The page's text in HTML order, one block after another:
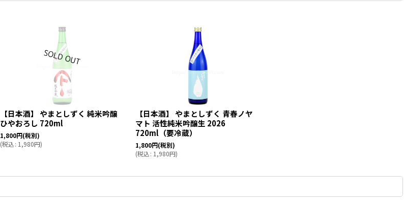
【日本酒】 やまとしずく 純米吟醸
ひやおろし 720ml
1,800円(税別)
(税込: 1,980円)
【日本酒】 やまとしずく 青春ノヤ
マト 活性純米吟醸生 2026
720ml（要冷蔵）
1,800円(税別)
(税込: 1,980円)